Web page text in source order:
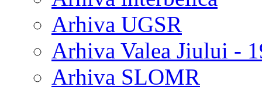
Arhiva UGSR
Arhiva Valea Jiului -
Arhiva SLOMR